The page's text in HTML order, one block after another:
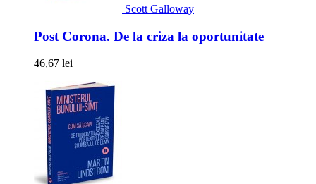
Scott Galloway
Post Corona. De la criza la oportunitate
46,67 lei